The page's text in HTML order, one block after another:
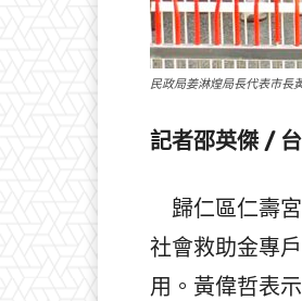
民政局姜淋煌局長代表市長
記者邵英傑 /
歸仁區仁壽
社會救助金專
用。黃偉哲表